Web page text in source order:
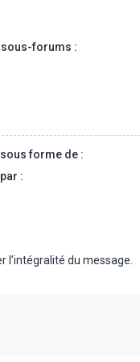
forums :
forme de :
:
l’intégralité du message.